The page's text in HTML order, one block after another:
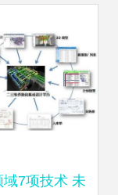
域7项技术 未